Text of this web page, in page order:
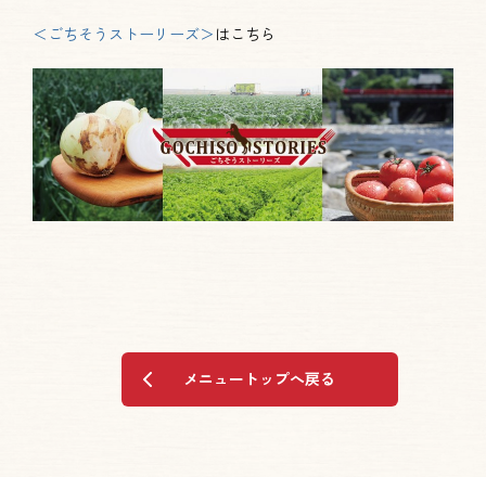
＜ごちそうストーリーズ＞ はこちら
メニュートップへ戻る